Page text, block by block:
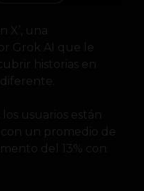
X’, una
Grok AI que le
historias en
usuarios están
con un promedio de
del 13% con